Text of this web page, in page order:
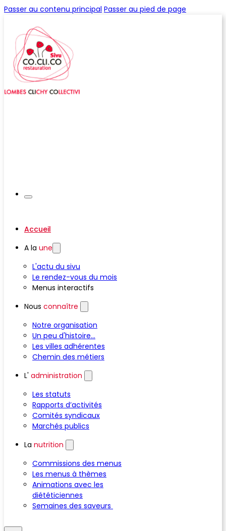
Passer au contenu principal Passer au pied de page
Accueil
A la une
L'actu du sivu
Le rendez-vous du mois
Menus interactifs
Nous connaître
Notre organisation
Un peu d'histoire...
Les villes adhérentes
Chemin des métiers
L' administration
Les statuts
Rapports d’activités
Comités syndicaux
Marchés publics
La nutrition
Commissions des menus
Les menus à thèmes
Animations avec les
diététiciennes
Semaines des saveurs